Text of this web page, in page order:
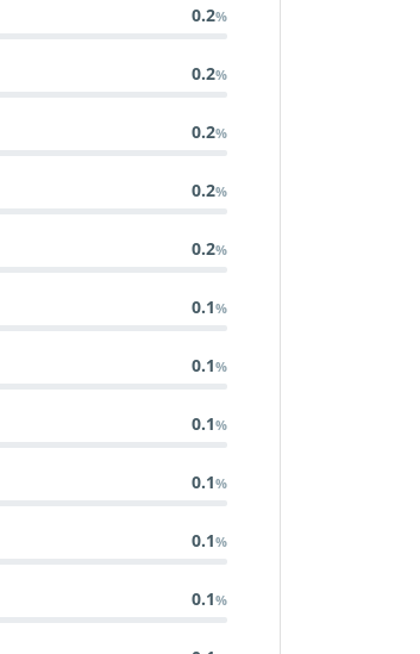
0.2
0.2
0.2
0.2
0.2
0.1
0.1
0.1
0.1
0.1
0.1